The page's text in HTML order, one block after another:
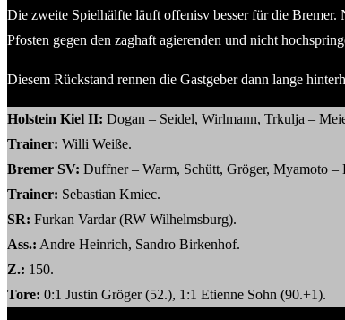
Die zweite Spielhälfte läuft offenisv besser für die Bremer.
Pfosten gegen den zaghaft agierenden und nicht
Diesem Rückstand rennen die Gastgeber dann lange
Holstein Kiel II: Dogan – Seidel, Wirlmann, Trkulja –
Trainer: Willi Weiße.
Bremer SV: Duffner – Warm, Schütt, Gröger, Myamoto
Trainer: Sebastian Kmiec.
SR: Furkan Vardar (RW Wilhelmsburg).
Ass.: Andre Heinrich, Sandro Birkenhof.
Z.: 150.
Tore: 0:1 Justin Gröger (52.), 1:1 Etienne Sohn (90.+1).